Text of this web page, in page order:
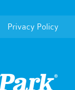
Privacy Policy